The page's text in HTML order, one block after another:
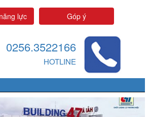
lực Góp ý
0256.3522166
HOTLINE